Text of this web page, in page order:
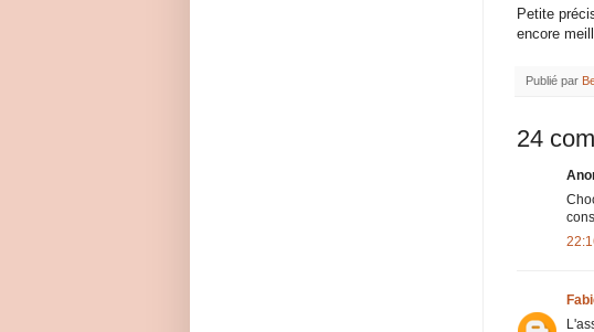
Petite
encore
Publié par
24